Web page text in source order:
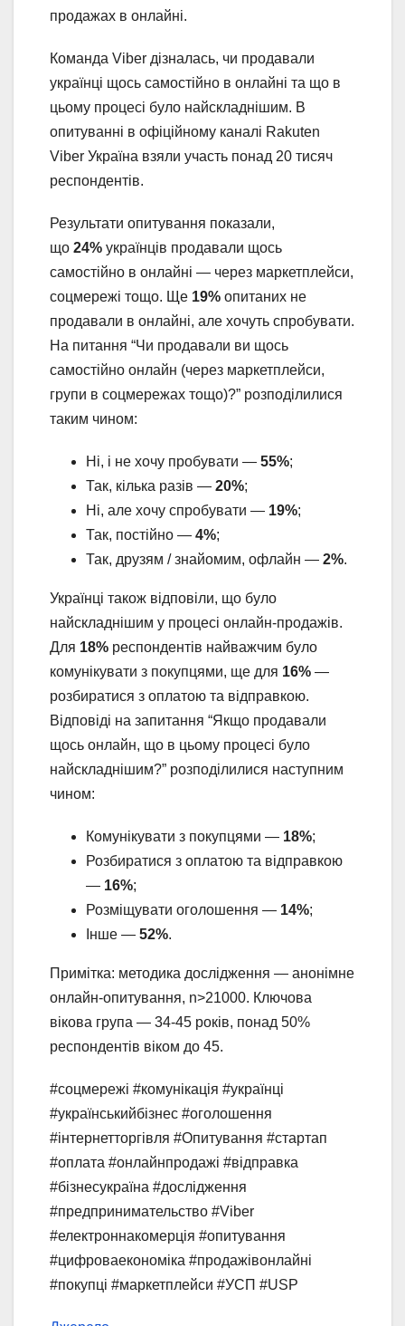
продажах в онлайні.
Команда Viber дізналась, чи продавали
українці щось самостійно в онлайні та що в
цьому процесі було найскладнішим. В
опитуванні в офіційному каналі Rakuten
Viber Україна взяли участь понад 20 тисяч
респондентів.
Результати опитування показали,
що 24% українців продавали щось
самостійно в онлайні — через маркетплейси,
соцмережі тощо. Ще 19% опитаних не
продавали в онлайні, але хочуть спробувати.
На питання “Чи продавали ви щось
самостійно онлайн (через маркетплейси,
групи в соцмережах тощо)?” розподілилися
таким чином:
Ні, і не хочу пробувати — 55%;
Так, кілька разів — 20%;
Ні, але хочу спробувати — 19%;
Так, постійно — 4%;
Так, друзям / знайомим, офлайн — 2%.
Українці також відповіли, що було
найскладнішим у процесі онлайн-продажів.
Для 18% респондентів найважчим було
комунікувати з покупцями, ще для 16% —
розбиратися з оплатою та відправкою.
Відповіді на запитання “Якщо продавали
щось онлайн, що в цьому процесі було
найскладнішим?” розподілилися наступним
чином:
Комунікувати з покупцями — 18%;
Розбиратися з оплатою та відправкою
— 16%;
Розміщувати оголошення — 14%;
Інше — 52%.
Примітка: методика дослідження — анонімне
онлайн-опитування, n>21000. Ключова
вікова група — 34-45 років, понад 50%
респондентів віком до 45.
#соцмережі #комунікація #українці
#українськийбізнес #оголошення
#інтернетторгівля #Опитування #стартап
#оплата #онлайнпродажі #відправка
#бізнесукраїна #дослідження
#предпринимательство #Viber
#електроннакомерція #опитування
#цифроваекономіка #продажівонлайні
#покупці #маркетплейси #УСП #USP